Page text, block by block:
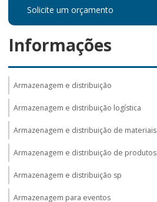
Solicite um orçamento
Informações
Armazenagem e distribuição
Armazenagem e distribuição logística
Armazenagem e distribuição de materiais
Armazenagem e distribuição de produtos
Armazenagem e distribuição sp
Armazenagem para eventos